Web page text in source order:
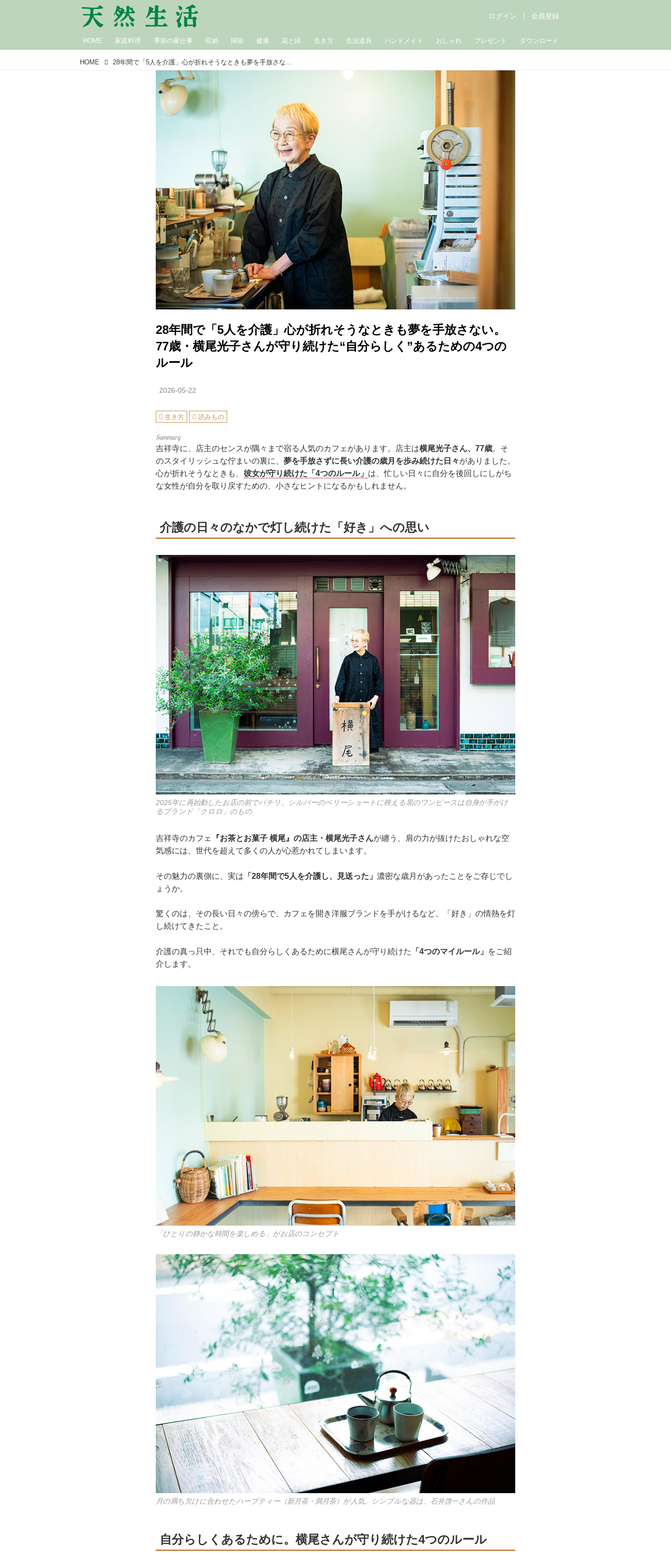
HOME 家庭料理 季節の家仕事 収納 掃除 健康 花と緑 生き方 生活道具 ハンドメイド おしゃれ プレゼント ダウンロード
ログイン 会員登録
HOME 28年間で「5人を介護」心が折れそうなときも夢を手放さない。77歳・横尾光子さんが守り続けた“自分らしく”あるための4つのルール
28年間で「5人を介護」心が折れそうなときも夢を手放さない。
77歳・横尾光子さんが守り続けた“自分らしく”あるための4つの
ルール
2026-05-22
生き方 読みもの
吉祥寺に、店主のセンスが隅々まで宿る人気のカフェがあります。店主は横尾光子さん、77歳。そ
のスタイリッシュな佇まいの裏に、 夢を手放さずに長い介護の歳月を歩み続けた日々がありました。
心が折れそうなときも、 彼女が守り続けた「4つのルール」 は、忙しい日々に自分を後回しにしがち
な女性が自分を取り戻すための、小さなヒントになるかもしれません。
介護の日々のなかで灯し続けた「好き」への思い
2025年に再始動したお店の前でパチリ。シルバーのベリーショートに映える黒のワンピースは自身が手がけ
るブランド「クロロ」のもの
吉祥寺のカフェ 『お茶とお菓子 横尾』の店主・横尾光子さんが纏う、肩の力が抜けたおしゃれな空
気感には、世代を超えて多くの人が心惹かれてしまいます。
その魅力の裏側に、実は 「28年間で5人を介護し、見送った」 濃密な歳月があったことをご存じでし
ょうか。
驚くのは、その長い日々の傍らで、カフェを開き洋服ブランドを手がけるなど、「好き」の情熱を灯
し続けてきたこと。
介護の真っ只中、それでも自分らしくあるために横尾さんが守り続けた 「4つのマイルール」
をご紹
介します。
「ひとりの静かな時間を楽しめる」がお店のコンセプト
月の満ち欠けに合わせたハーブティー（新月茶・満月茶）が人気。シンプルな器は、石井啓一さんの作品
自分らしくあるために。横尾さんが守り続けた4つのルール